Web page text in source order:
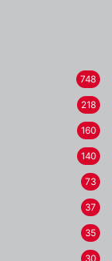
748
218
160
140
73
37
35
30